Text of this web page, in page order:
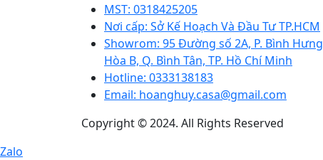
MST: 0318425205
Nơi cấp: Sở Kế Hoạch Và Đầu Tư TP.HCM
Showrom: 95 Đường số 2A, P. Bình Hưng
Hòa B, Q. Bình Tân, TP. Hồ Chí Minh
Hotline: 0333138183
Email: hoanghuy.casa@gmail.com
Copyright © 2024. All Rights Reserved
Zalo